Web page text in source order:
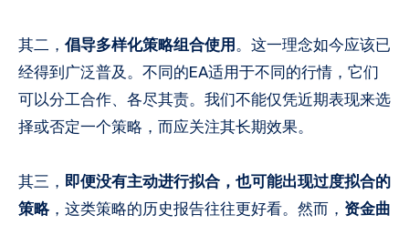
其二，倡导多样化策略组合使用。这一理念如今应该已
经得到广泛普及。不同的EA适用于不同的行情，它们
可以分工合作、各尽其责。我们不能仅凭近期表现来选
择或否定一个策略，而应关注其长期效果。
其三， 即便没有主动进行拟合，也可能出现过度拟合的
策略，这类策略的历史报告往往更好看。然而， 资金曲